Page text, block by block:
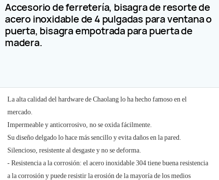
Accesorio de ferretería, bisagra de resorte de
acero inoxidable de 4 pulgadas para ventana o
puerta, bisagra empotrada para puerta de
madera.
La alta calidad del hardware de Chaolang lo ha hecho famoso en el
mercado.
Impermeable y anticorrosivo, no se oxida fácilmente.
Su diseño delgado lo hace más sencillo y evita daños en la pared.
Silencioso, resistente al desgaste y no se deforma.
- Resistencia a la corrosión: el acero inoxidable 304 tiene buena resistencia
a la corrosión y puede resistir la erosión de la mayoría de los medios